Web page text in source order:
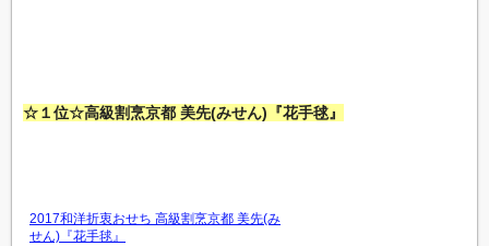
☆１位☆高級割烹京都 美先(みせん)『花手毬』
2017和洋折衷おせち 高級割烹京都 美先(み
せん)『花手毬』